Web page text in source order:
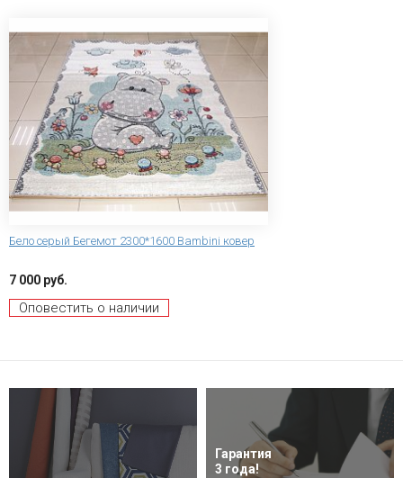
Бело серый Бегемот 2300*1600 Bambini ковер
7 000 руб.
Оповестить о наличии
Гарантия
3 года!